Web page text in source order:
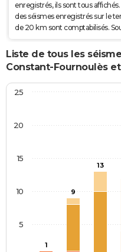
enregistrés, ils sont tous
des séismes enregistrés sur le
de 20 km sont comptabilisés.
Liste de tous les
Constant-Fournoulès
1
9
13
5
10
15
20
25